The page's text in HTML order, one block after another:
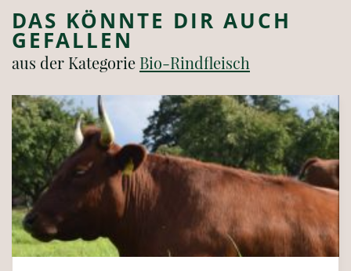
DAS KÖNNTE DIR AUCH
GEFALLEN
aus der Kategorie Bio-Rindfleisch